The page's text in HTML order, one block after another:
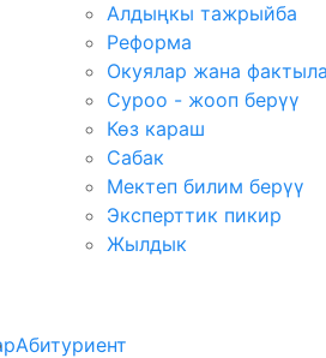
Алдыңкы тажрыйба
Реформа
Окуялар жана
Суроо - жооп берүү
Көз караш
Сабак
Мектеп билим берүү
Эксперттик пикир
Жылдык
Абитуриент